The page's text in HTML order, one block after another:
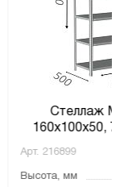
Стеллаж
160х100х50, 7
Арт. 216899
Высота, мм